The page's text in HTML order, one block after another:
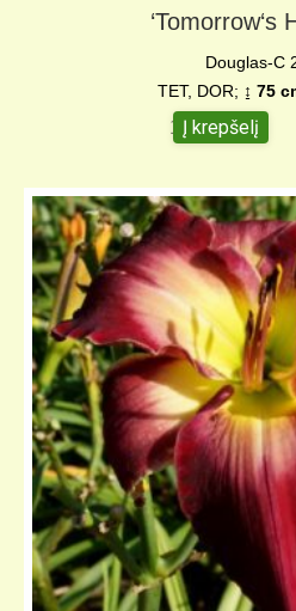
‘Tomorrow‘s
Douglas-C
TET, DOR; ↨ 75
10,00€
Į krepšelį